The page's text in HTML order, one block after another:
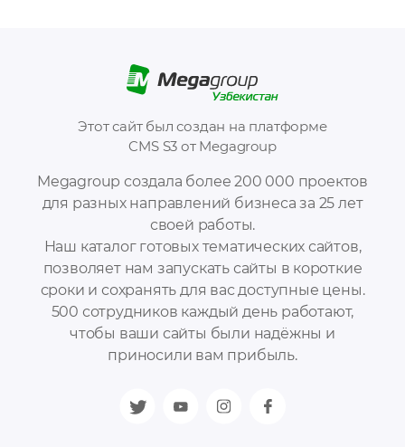
Megagroup создала более 200 000 проектов
для разных направлений бизнеса за 25 лет
своей работы.
Наш каталог готовых тематических сайтов,
позволяет нам запускать сайты в короткие
сроки и сохранять для вас доступные цены.
500 сотрудников каждый день работают,
чтобы ваши сайты были надёжны и
приносили вам прибыль.
Этот сайт был создан на платформе
CMS S3 от Megagroup